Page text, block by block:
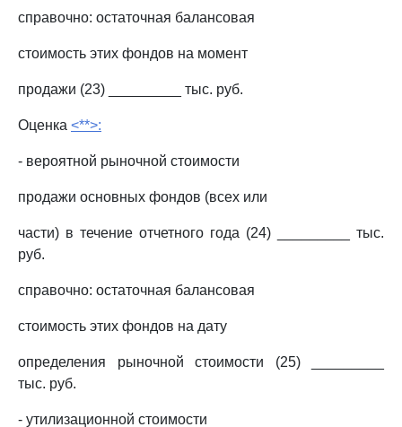
справочно: остаточная балансовая
стоимость этих фондов на момент
продажи (23) _________ тыс. руб.
Оценка <**>:
- вероятной рыночной стоимости
продажи основных фондов (всех или
части) в течение отчетного года (24) _________ тыс.
руб.
справочно: остаточная балансовая
стоимость этих фондов на дату
определения рыночной стоимости (25) _________
тыс. руб.
- утилизационной стоимости